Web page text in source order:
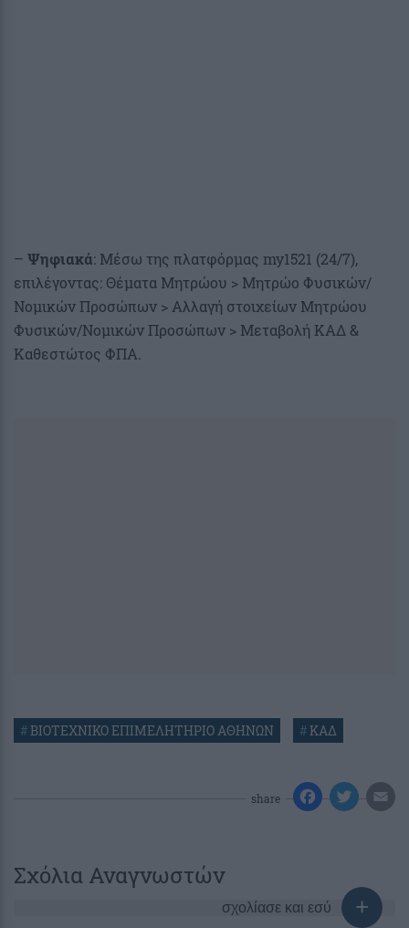
– Ψηφιακά: Μέσω της πλατφόρμας my1521 (24/7),
επιλέγοντας: Θέματα Μητρώου > Μητρώο Φυσικών/
Νομικών Προσώπων > Αλλαγή στοιχείων Μητρώου
Φυσικών/Νομικών Προσώπων > Μεταβολή ΚΑΔ &
Καθεστώτος ΦΠΑ.
#ΒΙΟΤΕΧΝΙΚΟ ΕΠΙΜΕΛΗΤΗΡΙΟ ΑΘΗΝΩΝ #ΚΑΔ
share
Σχόλια Αναγνωστών
σχολίασε και εσύ